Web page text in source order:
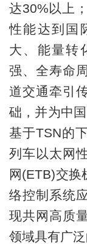
达30%以上
性能达到国
大、能量转
强、全寿命
道交通牵引
础，并为中
基于TSN的
列车以太网
网(ETB)交换
络控制系统
现共网高质
领域具有广泛